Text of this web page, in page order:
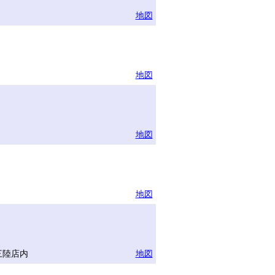
地図
地図
地図
地図
店内
地図